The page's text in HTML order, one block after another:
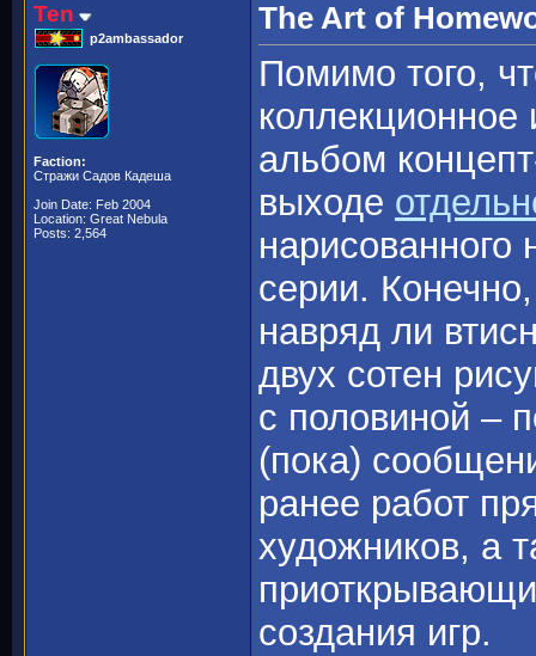
Ten
p2ambassador
Faction:
Стражи Садов Кадеша
Join Date: Feb 2004
Location: Great Nebula
Posts: 2,564
The Art of
Помимо того,
альбом
выходе
нарисованного
серии.
навряд ли
двух сотен
с половиной –
(пока)
ранее работ
художников, а
создания игр.